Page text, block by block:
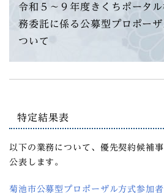
令和５～９年度きくちポータ
務委託に係る公募型プロポー
ついて
特定結果表
以下の業務について、優先契約候補
公表します。
菊池市公募型プロポーザル方式参加